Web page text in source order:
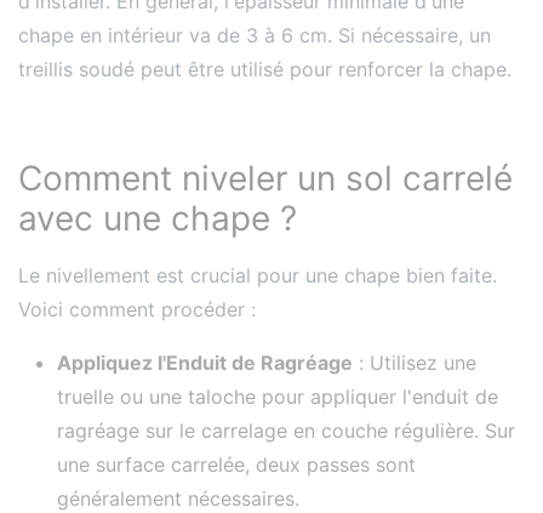
chape en intérieur va de 3 à 6 cm. Si nécessaire, un
treillis soudé peut être utilisé pour renforcer la chape.
Comment niveler un sol carrelé
avec une chape ?
Le nivellement est crucial pour une chape bien faite.
Voici comment procéder :
Appliquez l'Enduit de Ragréage : Utilisez une
truelle ou une taloche pour appliquer l'enduit de
ragréage sur le carrelage en couche régulière. Sur
une surface carrelée, deux passes sont
généralement nécessaires.